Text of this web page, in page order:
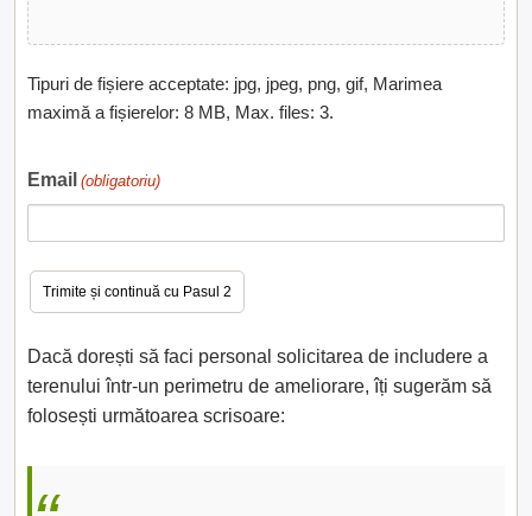
Tipuri de fișiere acceptate: jpg, jpeg, png, gif, Marimea
maximă a fișierelor: 8 MB, Max. files: 3.
Email (obligatoriu)
Dacă dorești să faci personal solicitarea de includere a
terenului într-un perimetru de ameliorare, îți sugerăm să
folosești următoarea scrisoare: